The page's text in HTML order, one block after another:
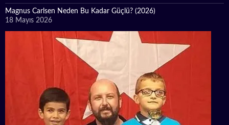
Magnus Carlsen Neden Bu Kadar Güçlü? (2026)
18 Mayıs 2026